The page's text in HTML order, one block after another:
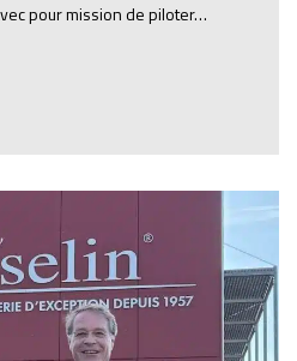
pour mission de piloter…